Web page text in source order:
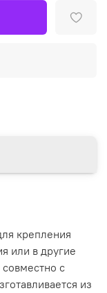
крепления
или в другие
с
из